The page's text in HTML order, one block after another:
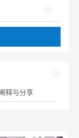
释与分享